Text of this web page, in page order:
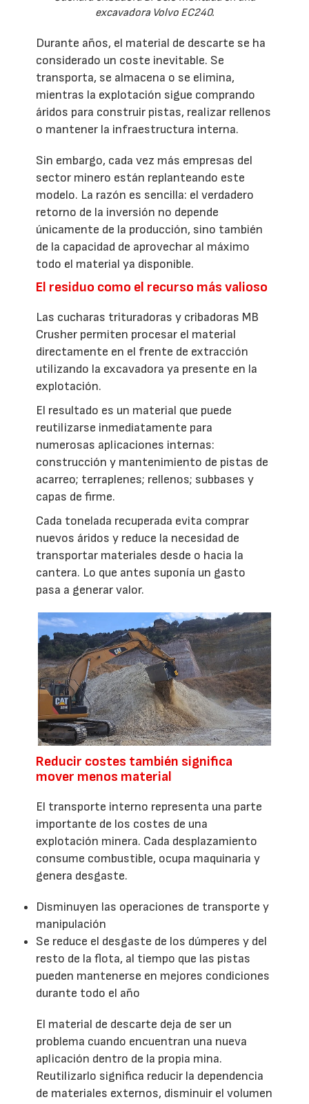
excavadora Volvo EC240.
Durante años, el material de descarte se ha
considerado un coste inevitable. Se
transporta, se almacena o se elimina,
mientras la explotación sigue comprando
áridos para construir pistas, realizar rellenos
o mantener la infraestructura interna.
Sin embargo, cada vez más empresas del
sector minero están replanteando este
modelo. La razón es sencilla: el verdadero
retorno de la inversión no depende
únicamente de la producción, sino también
de la capacidad de aprovechar al máximo
todo el material ya disponible.
El residuo como el recurso más valioso
Las cucharas trituradoras y cribadoras MB
Crusher permiten procesar el material
directamente en el frente de extracción
utilizando la excavadora ya presente en la
explotación.
El resultado es un material que puede
reutilizarse inmediatamente para
numerosas aplicaciones internas:
construcción y mantenimiento de pistas de
acarreo; terraplenes; rellenos; subbases y
capas de firme.
Cada tonelada recuperada evita comprar
nuevos áridos y reduce la necesidad de
transportar materiales desde o hacia la
cantera. Lo que antes suponía un gasto
pasa a generar valor.
Reducir costes también significa
mover menos material
El transporte interno representa una parte
importante de los costes de una
explotación minera. Cada desplazamiento
consume combustible, ocupa maquinaria y
genera desgaste.
Disminuyen las operaciones de transporte y
manipulación
Se reduce el desgaste de los dúmperes y del
resto de la flota, al tiempo que las pistas
pueden mantenerse en mejores condiciones
durante todo el año
El material de descarte deja de ser un
problema cuando encuentran una nueva
aplicación dentro de la propia mina.
Reutilizarlo significa reducir la dependencia
de materiales externos, disminuir el volumen